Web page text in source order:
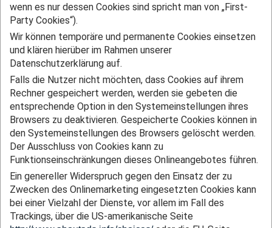
wenn es nur dessen Cookies sind spricht man von „First-
Party Cookies“).
Wir können temporäre und permanente Cookies einsetzen
und klären hierüber im Rahmen unserer
Datenschutzerklärung auf.
Falls die Nutzer nicht möchten, dass Cookies auf ihrem
Rechner gespeichert werden, werden sie gebeten die
entsprechende Option in den Systemeinstellungen ihres
Browsers zu deaktivieren. Gespeicherte Cookies können in
den Systemeinstellungen des Browsers gelöscht werden.
Der Ausschluss von Cookies kann zu
Funktionseinschränkungen dieses Onlineangebotes führen.
Ein genereller Widerspruch gegen den Einsatz der zu
Zwecken des Onlinemarketing eingesetzten Cookies kann
bei einer Vielzahl der Dienste, vor allem im Fall des
Trackings, über die US-amerikanische Seite